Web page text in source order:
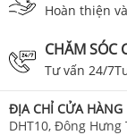
Hoàn thiện
CHĂM SÓC
Tư vấn 24/
ĐỊA CHỈ CỬA HÀNG
DHT10, Đông